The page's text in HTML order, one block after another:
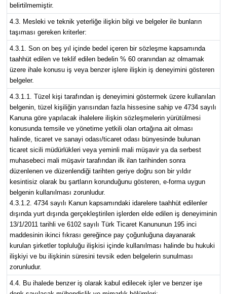
belirtilmemiştir.
4.3. Mesleki ve teknik yeterliğe ilişkin bilgi ve belgeler ile bunların
taşıması gereken kriterler:
4.3.1. Son on beş yıl içinde bedel içeren bir sözleşme kapsamında
taahhüt edilen ve teklif edilen bedelin % 60 oranından az olmamak
üzere ihale konusu iş veya benzer işlere ilişkin iş deneyimini gösteren
belgeler.
4.3.1.1. Tüzel kişi tarafından iş deneyimini göstermek üzere kullanılan
belgenin, tüzel kişiliğin yarısından fazla hissesine sahip ve 4734 sayılı
Kanuna göre yapılacak ihalelere ilişkin sözleşmelerin yürütülmesi
konusunda temsile ve yönetime yetkili olan ortağına ait olması
halinde, ticaret ve sanayi odası/ticaret odası bünyesinde bulunan
ticaret sicili müdürlükleri veya yeminli mali müşavir ya da serbest
muhasebeci mali müşavir tarafından ilk ilan tarihinden sonra
düzenlenen ve düzenlendiği tarihten geriye doğru son bir yıldır
kesintisiz olarak bu şartların korunduğunu gösteren, e-forma uygun
belgenin kullanılması zorunludur.
4.3.1.2. 4734 sayılı Kanun kapsamındaki idarelere taahhüt edilenler
dışında yurt dışında gerçekleştirilen işlerden elde edilen iş deneyiminin
13/1/2011 tarihli ve 6102 sayılı Türk Ticaret Kanununun 195 inci
maddesinin ikinci fıkrası gereğince pay çoğunluğuna dayanarak
kurulan şirketler topluluğu ilişkisi içinde kullanılması halinde bu hukuki
ilişkiyi ve bu ilişkinin süresini tevsik eden belgelerin sunulması
zorunludur.
4.4. Bu ihalede benzer iş olarak kabul edilecek işler ve benzer işe